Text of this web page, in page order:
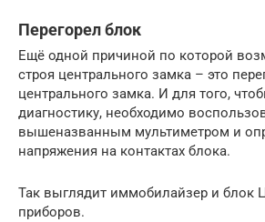
Перегорел блок
Ещё одной причиной по которой
строя центрального замка – это
центрального замка. И для того,
диагностику, необходимо
вышеназванным мультиметром и
напряжения на контактах блока.
Так выглядит иммобилайзер и блок
приборов.